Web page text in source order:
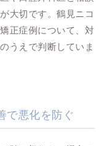
大切です。鶴見ニコ
正症例について、対
うえで判断していま
で悪化を防ぐ